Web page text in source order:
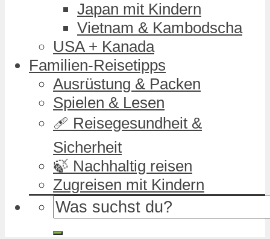
Japan mit Kindern
Vietnam & Kambodscha
USA + Kanada
Familien-Reisetipps
Ausrüstung & Packen
Spielen & Lesen
🩹 Reisegesundheit &
Sicherheit
🍃 Nachhaltig reisen
Zugreisen mit Kindern